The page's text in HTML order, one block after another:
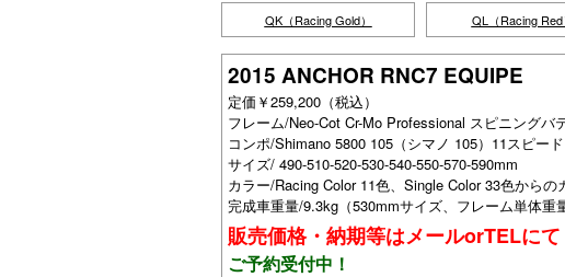
QK（Racing Gold） QL（Racing Red
2015 ANCHOR RNC7 EQUIPE
定価￥259,200（税込）
フレーム/Neo-Cot Cr-Mo Professional スピニングバ
コンポ/Shimano 5800 105（シマノ 105）11スピード
サイズ/ 490-510-520-530-540-550-570-590mm
カラー/Racing Color 11色、Single Color 33色からの
完成車重量/9.3kg（530mmサイズ、フレーム単体重
販売価格・納期等はメールorTELにて
ご予約受付中！